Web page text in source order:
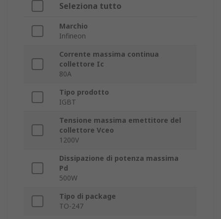
Seleziona tutto
Marchio
Infineon
Corrente massima continua
collettore Ic
80A
Tipo prodotto
IGBT
Tensione massima emettitore del
collettore Vceo
1200V
Dissipazione di potenza massima
Pd
500W
Tipo di package
TO-247